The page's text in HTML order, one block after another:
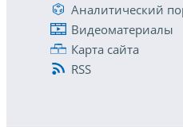
Аналитический
Видеоматериалы
Карта сайта
RSS